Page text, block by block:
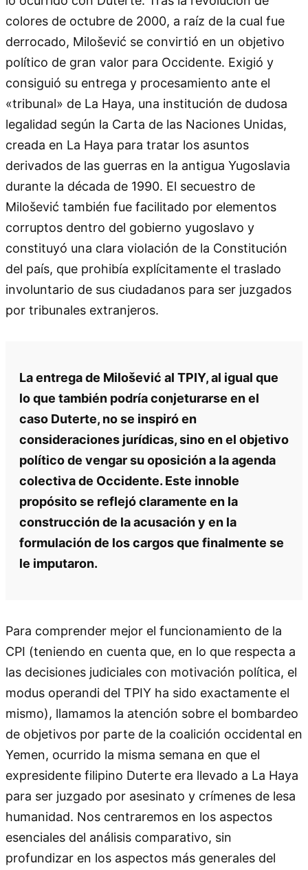
colores de octubre de 2000, a raíz de la cual fue
derrocado, Milošević se convirtió en un objetivo
político de gran valor para Occidente. Exigió y
consiguió su entrega y procesamiento ante el
«tribunal» de La Haya, una institución de dudosa
legalidad según la Carta de las Naciones Unidas,
creada en La Haya para tratar los asuntos
derivados de las guerras en la antigua Yugoslavia
durante la década de 1990. El secuestro de
Milošević también fue facilitado por elementos
corruptos dentro del gobierno yugoslavo y
constituyó una clara violación de la Constitución
del país, que prohibía explícitamente el traslado
involuntario de sus ciudadanos para ser juzgados
por tribunales extranjeros.
La entrega de Milošević al TPIY, al igual que
lo que también podría conjeturarse en el
caso Duterte, no se inspiró en
consideraciones jurídicas, sino en el objetivo
político de vengar su oposición a la agenda
colectiva de Occidente. Este innoble
propósito se reflejó claramente en la
construcción de la acusación y en la
formulación de los cargos que finalmente se
le imputaron.
Para comprender mejor el funcionamiento de la
CPI (teniendo en cuenta que, en lo que respecta a
las decisiones judiciales con motivación política, el
modus operandi del TPIY ha sido exactamente el
mismo), llamamos la atención sobre el bombardeo
de objetivos por parte de la coalición occidental en
Yemen, ocurrido la misma semana en que el
expresidente filipino Duterte era llevado a La Haya
para ser juzgado por asesinato y crímenes de lesa
humanidad. Nos centraremos en los aspectos
esenciales del análisis comparativo, sin
profundizar en los aspectos más generales del